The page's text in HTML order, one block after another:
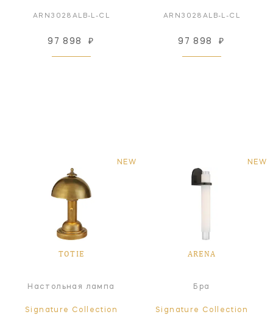
ARN3028ALB-L-CL
97 898 ₽
ARN3028ALB-L-CL
97 898 ₽
NEW
TOTIE
Настольная лампа
Signature Collection
NEW
ARENA
Бра
Signature Collection